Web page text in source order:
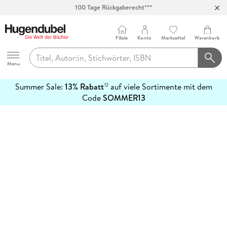
100 Tage Rückgaberecht***
Hugendubel
Menu
Filiale Konto Merkzettel Warenkorb
Summer Sale: 13% Rabatt12auf viele Sortimente mit dem
CodeSOMMER13
erfahren